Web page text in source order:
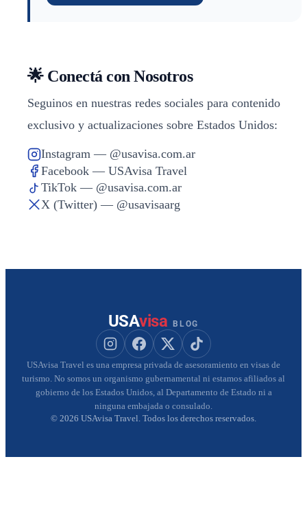
🌟 Conectá con Nosotros
Seguinos en nuestras redes sociales para contenido
exclusivo y actualizaciones sobre Estados Unidos:
Instagram — @usavisa.com.ar
Facebook — USAvisa Travel
TikTok — @usavisa.com.ar
X (Twitter) — @usavisaarg
USAvisa BLOG
Seguir a USAvisa en Instagram
Seguir a USAvisa en Facebook
Seguir a USAvisa en X
Seguir a USAvisa en
USAvisa Travel es una empresa privada de asesoramiento en visas de
turismo. No somos un organismo gubernamental ni estamos afiliados al
gobierno de los Estados Unidos, al Departamento de Estado ni a
ninguna embajada o consulado.
© 2026 USAvisa Travel. Todos los derechos reservados.